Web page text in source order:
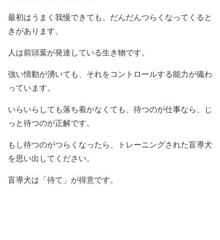
最初はうまく我慢できても、だんだんつらくなってくると
きがあります。
人は前頭葉が発達している生き物です。
強い情動が湧いても、それをコントロールする能力が備わ
っています。
いらいらしても落ち着かなくても、待つのが仕事なら、じ
っと待つのが正解です。
もし待つのがつらくなったら、トレーニングされた盲導犬
を思い出してください。
盲導犬は「待て」が得意です。